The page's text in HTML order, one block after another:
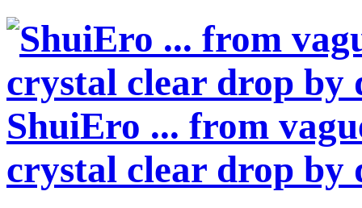
ShuiEro ... from
crystal clear drop by